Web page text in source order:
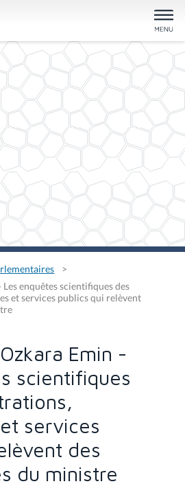
enquêtes scientifiques des
et services publics qui relèvent
Emin -
scientifiques
services
des
du ministre